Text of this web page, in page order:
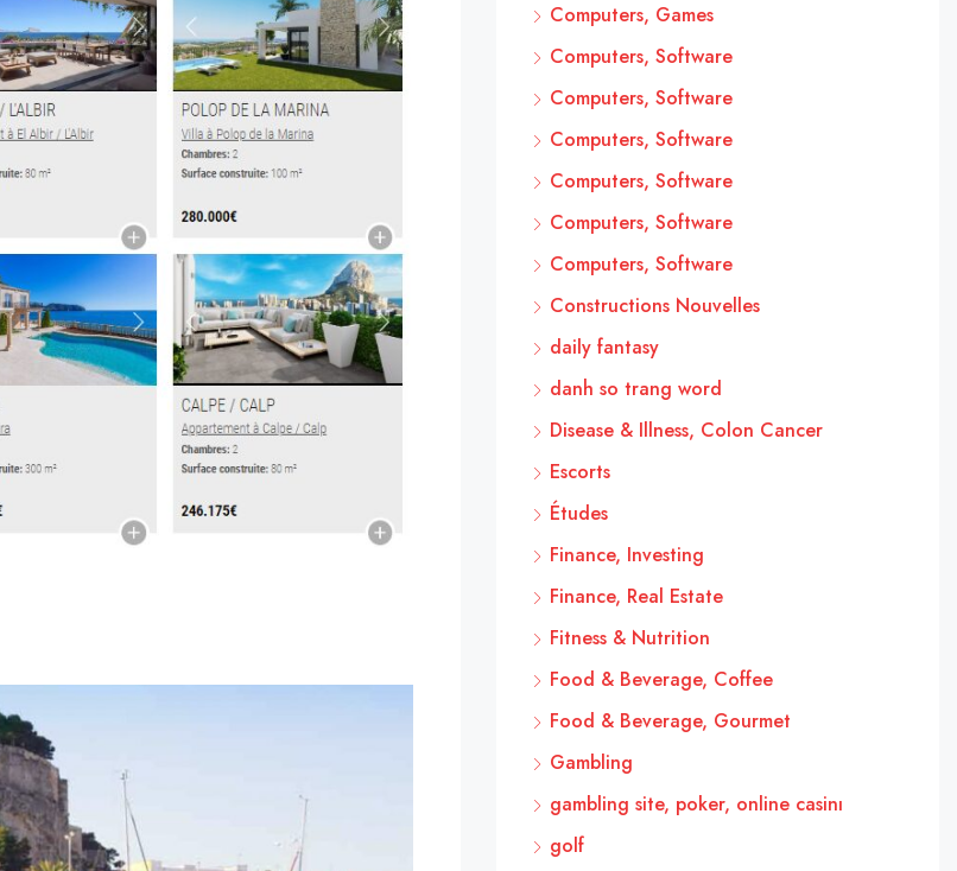
Computers, Games
Computers, Software
Computers, Software
Computers, Software
Computers, Software
Computers, Software
Computers, Software
Constructions Nouvelles
daily fantasy
danh so trang word
Disease & Illness, Colon Cancer
Escorts
Études
Finance, Investing
Finance, Real Estate
Fitness & Nutrition
Food & Beverage, Coffee
Food & Beverage, Gourmet
Gambling
gambling site, poker, online casinı
golf